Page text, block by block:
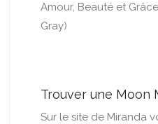
Amour, Beauté et
Gray)
Trouver une Moon
Sur le site de Miranda